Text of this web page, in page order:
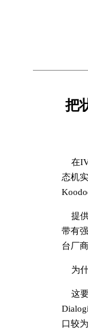
把
在
态机
提
带有
台厂
为
这
口较